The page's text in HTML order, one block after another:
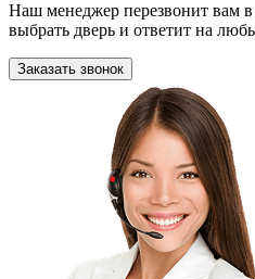
Наш менеджер перезвонит вам
выбрать дверь и ответит на
Заказать звонок